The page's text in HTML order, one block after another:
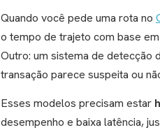
Quando você pede uma rota no
o tempo de trajeto com base
Outro: um sistema de detecção
transação parece suspeita ou
Esses modelos precisam estar
desempenho e baixa latência,